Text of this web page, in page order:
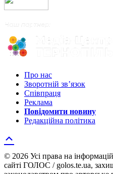
Про нас
Зворотній зв’язок
Співпраця
Реклама
Повідомити новину
Редакційна політика
© 2026 Усі права на
сайті ГОЛОС / golos.te.ua,